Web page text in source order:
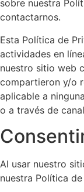
sobre nuestra
contactarnos.
Esta Política de
actividades en
nuestro sitio web
compartieron y/o
aplicable a
o a través de
Al usar nuestro
nuestra Política